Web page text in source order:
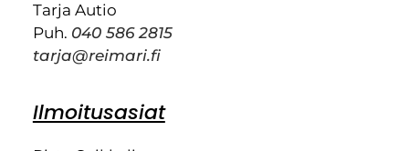
Tarja Autio
Puh. 040 586 2815
tarja@reimari.fi
Ilmoitusasiat